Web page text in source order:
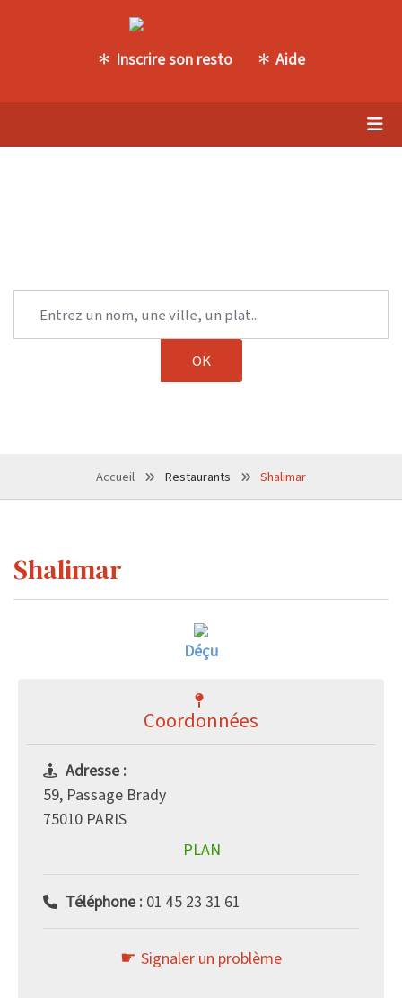
Inscrire son resto Aide
Accueil Restaurants Shalimar
Shalimar
Déçu
Coordonnées
Adresse :
59, Passage Brady
75010 PARIS
PLAN
Téléphone : 01 45 23 31 61
Signaler un problème